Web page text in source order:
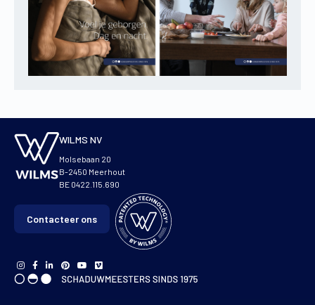
WILMS NV
Molsebaan 20
B-2450 Meerhout
BE 0422.115.690
Contacteer ons